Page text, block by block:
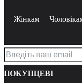
Жінкам
ПОКУПЦЕВІ